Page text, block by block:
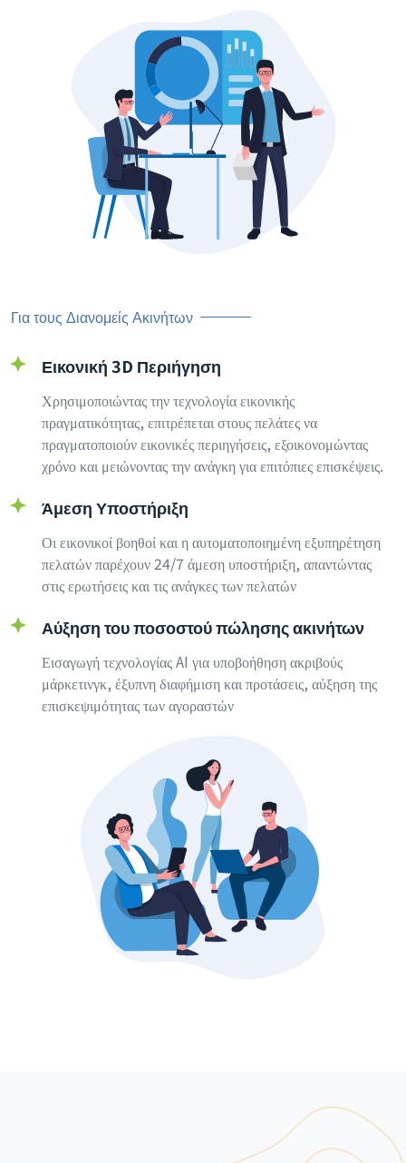
Για τους Διανομείς Ακινήτων
Εικονική 3D Περιήγηση
Χρησιμοποιώντας την τεχνολογία εικονικής
πραγματικότητας, επιτρέπεται στους πελάτες να
πραγματοποιούν εικονικές περιηγήσεις, εξοικονομώντας
χρόνο και μειώνοντας την ανάγκη για επιτόπιες επισκέψεις.
Άμεση Υποστήριξη
Οι εικονικοί βοηθοί και η αυτοματοποιημένη εξυπηρέτηση
πελατών παρέχουν 24/7 άμεση υποστήριξη, απαντώντας
στις ερωτήσεις και τις ανάγκες των πελατών
Αύξηση του ποσοστού πώλησης ακινήτων
Εισαγωγή τεχνολογίας AI για υποβοήθηση ακριβούς
μάρκετινγκ, έξυπνη διαφήμιση και προτάσεις, αύξηση της
επισκεψιμότητας των αγοραστών